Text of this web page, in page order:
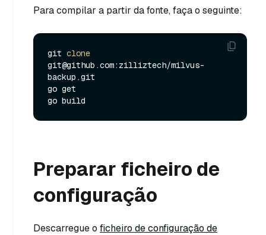
Para compilar a partir da fonte, faça o seguinte:
git clone
git@github.com:zilliztech/milvus-
backup.git
go get
Preparar ficheiro de
configuração
Descarregue o ficheiro de configuração de